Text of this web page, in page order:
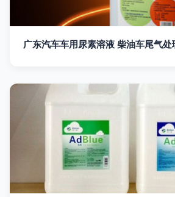
广东汽车车用尿素溶液 柴油车尾气